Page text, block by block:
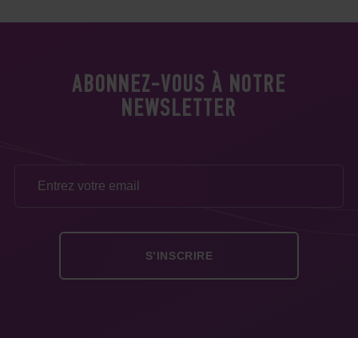
ABONNEZ-VOUS À NOTRE
NEWSLETTER